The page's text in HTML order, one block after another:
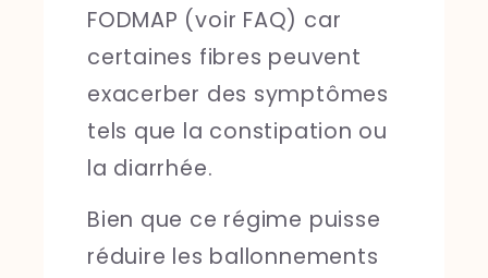
FODMAP (voir FAQ) car
certaines fibres peuvent
exacerber des symptômes
tels que la constipation ou
la diarrhée.
Bien que ce régime puisse
réduire les ballonnements